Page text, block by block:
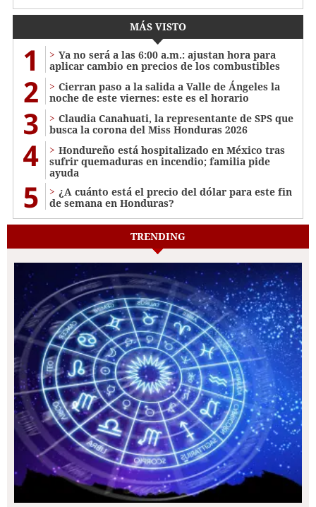
MÁS VISTO
1
Ya no será a las 6:00 a.m.: ajustan hora para
aplicar cambio en precios de los combustibles
2
Cierran paso a la salida a Valle de Ángeles la
noche de este viernes: este es el horario
3
Claudia Canahuati, la representante de SPS que
busca la corona del Miss Honduras 2026
4
Hondureño está hospitalizado en México tras
sufrir quemaduras en incendio; familia pide
ayuda
5
¿A cuánto está el precio del dólar para este fin
de semana en Honduras?
TRENDING